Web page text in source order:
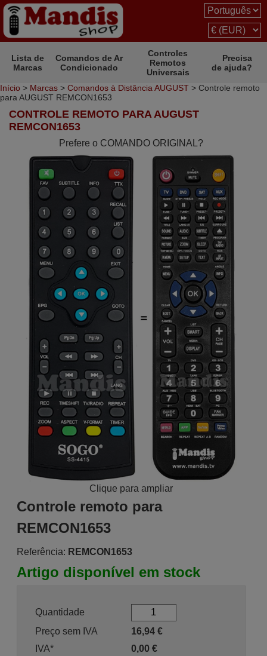
Lista de
Marcas
Comandos de Ar
Condicionado
Controles
Remotos
Universais
Precisa
de ajuda?
Início > Marcas > Comandos à Distância AUGUST > Controle remoto
para AUGUST REMCON1653
CONTROLE REMOTO PARA AUGUST
REMCON1653
Prefere o COMANDO ORIGINAL?
Clique para ampliar
Controle remoto para
REMCON1653
Referência: REMCON1653
Artigo disponível em stock
Quantidade
Preço sem IVA
16,94€
IVA*
0,00 €